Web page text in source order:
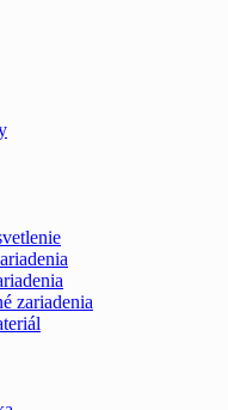
zariadenia